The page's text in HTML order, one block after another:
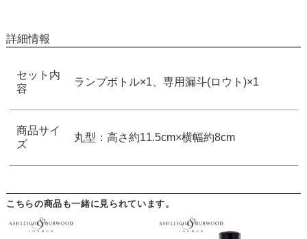
詳細情報
セット内
容
ランプボトル×1、専用漏斗(ロウト)×1
商品サイ
ズ
丸型：高さ約11.5cm×横幅約8cm
こちらの商品も一緒に見られています。